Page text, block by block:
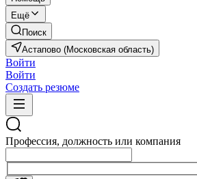
Ещё
Поиск
Астапово (Московская область)
Войти
Войти
Создать резюме
Профессия, должность или компания